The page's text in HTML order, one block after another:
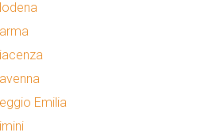
Emilia